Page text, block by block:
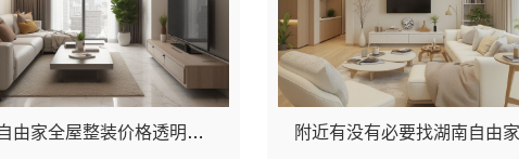
株洲自由家全屋整装价格透明预算清单揭秘